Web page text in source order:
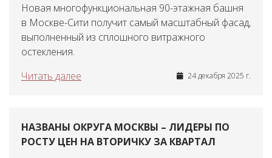
Новая многофункциональная 90-этажная башня
в Москве-Сити получит самый масштабный фасад,
выполненный из сплошного витражного
остекления.
Читать далее
24 декабря 2025 г.
НАЗВАНЫ ОКРУГА МОСКВЫ – ЛИДЕРЫ ПО
РОСТУ ЦЕН НА ВТОРИЧКУ ЗА КВАРТАЛ